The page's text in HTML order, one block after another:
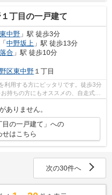
丁目の一戸建て
東中野 」駅 徒歩3分
「中野坂上 」駅 徒歩13分
落合 」駅 徒歩10分
区東中野 １丁目
利用する方にピッタリです。徒歩3分
持ちの方にもオススメの、自走式駐
ありません。
目の一戸建て」への
せはこちら
次の30件へ